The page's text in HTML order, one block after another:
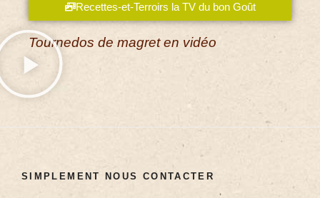
Recettes-et-Terroirs la TV du bon Goût
Tournedos de magret en vidéo
SIMPLEMENT NOUS CONTACTER